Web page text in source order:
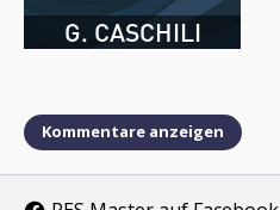
G. CASCHILI
Kommentare anzeigen